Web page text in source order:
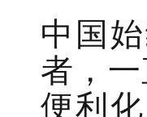
中国
者，
便利